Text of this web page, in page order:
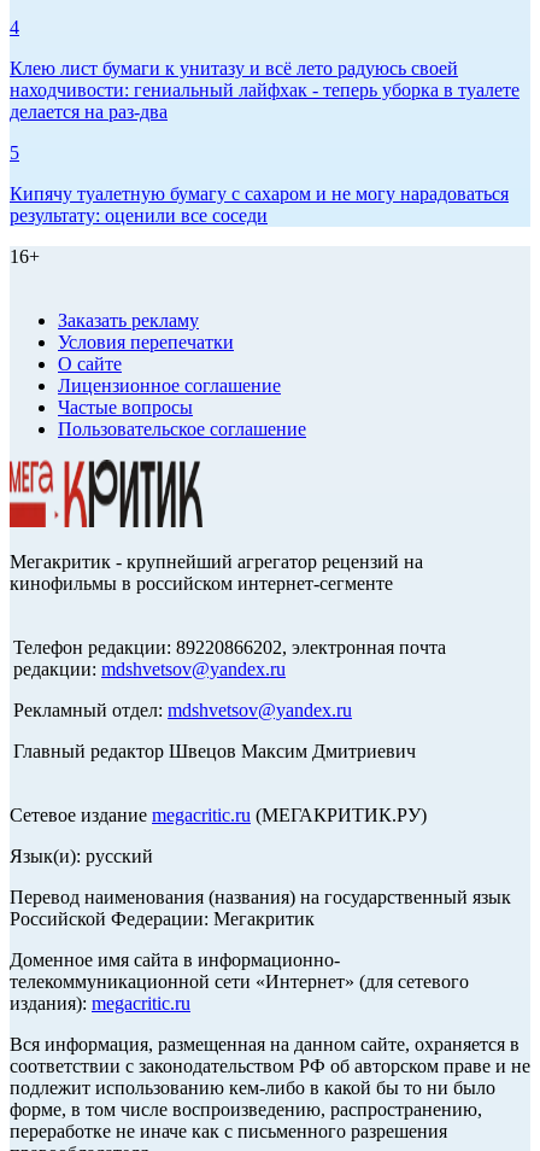
4
Клею лист бумаги к унитазу и всё лето радуюсь своей
находчивости: гениальный лайфхак - теперь уборка в туалете
делается на раз-два
5
Кипячу туалетную бумагу с сахаром и не могу нарадоваться
результату: оценили все соседи
16+
Заказать рекламу
Условия перепечатки
О сайте
Лицензионное соглашение
Частые вопросы
Пользовательское соглашение
Мегакритик - крупнейший агрегатор рецензий на
кинофильмы в российском интернет-сегменте
Телефон редакции: 89220866202, электронная почта
редакции: mdshvetsov@yandex.ru
Рекламный отдел: mdshvetsov@yandex.ru
Главный редактор Швецов Максим Дмитриевич
Сетевое издание megacritic.ru (МЕГАКРИТИК.РУ)
Язык(и): русский
Перевод наименования (названия) на государственный язык
Российской Федерации: Мегакритик
Доменное имя сайта в информационно-
телекоммуникационной сети «Интернет» (для сетевого
издания): megacritic.ru
Вся информация, размещенная на данном сайте, охраняется в
соответствии с законодательством РФ об авторском праве и не
подлежит использованию кем-либо в какой бы то ни было
форме, в том числе воспроизведению, распространению,
переработке не иначе как с письменного разрешения